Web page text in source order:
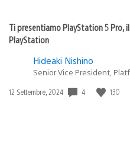
Ti presentiamo PlayStation 5 Pro,
PlayStation
Hideaki Nishino
Senior Vice President,
Data
12 Settembre, 2024 4 130